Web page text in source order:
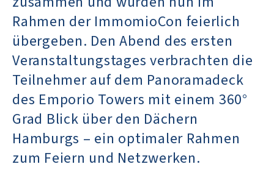
Rahmen der ImmomioCon feierlich
übergeben. Den Abend des ersten
Veranstaltungstages verbrachten die
Teilnehmer auf dem Panoramadeck
des Emporio Towers mit einem 360°
Grad Blick über den Dächern
Hamburgs – ein optimaler Rahmen
zum Feiern und Netzwerken.